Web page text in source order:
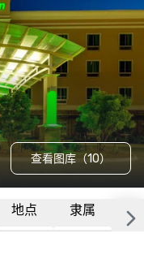
查看图库（10）
地点 隶属 更